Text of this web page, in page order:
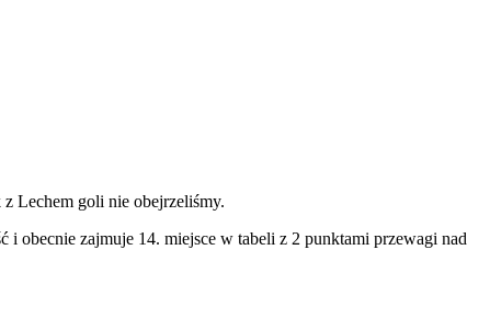
Lechem goli nie obejrzeliśmy.
i obecnie zajmuje 14. miejsce w tabeli z 2 punktami przewagi nad